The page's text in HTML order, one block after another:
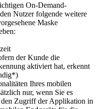
On-Demand-
Nutzer folgende weitere
Maske
der Kunde die
aktiviert hat, erkennt
Ihres mobilen
nur, wenn Sie es
den Zugriff der Applikation in